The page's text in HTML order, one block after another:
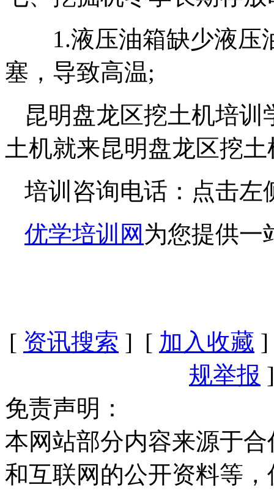
1.液压油箱缺少液压
塞，导致高温;
昆明盘龙区挖土机培
土机就来昆明盘龙区挖
培训咨询电话：点击左
优学培训网 为您提供一
[ 资讯搜索 ] [ 加入收藏
规举报
免责声明：
本网站部分内容来源于
和互联网的公开资料等